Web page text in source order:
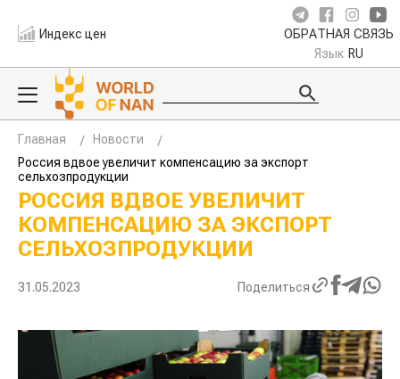
Индекс цен ОБРАТНАЯ СВЯЗЬ
Язык RU
Главная
Новости
Россия вдвое увеличит компенсацию за экспорт
сельхозпродукции
РОССИЯ ВДВОЕ УВЕЛИЧИТ
КОМПЕНСАЦИЮ ЗА ЭКСПОРТ
СЕЛЬХОЗПРОДУКЦИИ
31.05.2023 Поделиться